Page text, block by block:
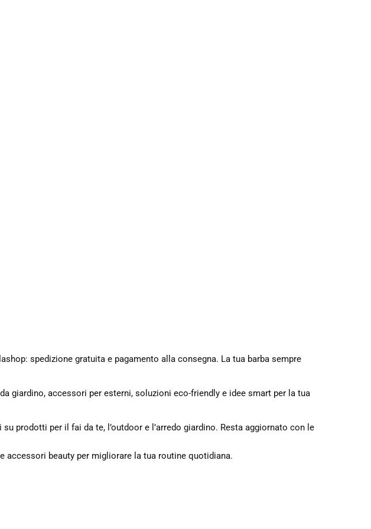
spedizione gratuita e pagamento alla consegna. La tua barba sempre
giardino, accessori per esterni, soluzioni eco-friendly e idee smart per la tua
prodotti per il fai da te, l’outdoor e l’arredo giardino. Resta aggiornato con le
accessori beauty per migliorare la tua routine quotidiana.